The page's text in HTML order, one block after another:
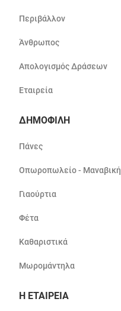
Περιβάλλον
Άνθρωπος
Απολογισμός Δράσεων
Εταιρεία
ΔΗΜΟΦΙΛΗ
Πάνες
Οπωροπωλείο - Μαναβική
Γιαούρτια
Φέτα
Καθαριστικά
Μωρομάντηλα
Η ΕΤΑΙΡΕΙΑ